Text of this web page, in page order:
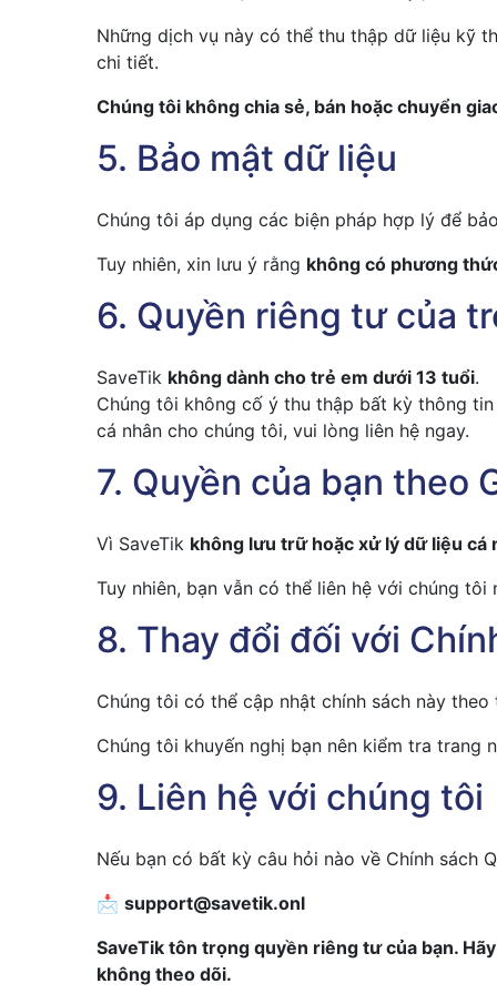
Những dịch vụ này có thể thu thập dữ liệu kỹ
chi tiết.
Chúng tôi không chia sẻ, bán hoặc chuyển
5. Bảo mật dữ liệu
Chúng tôi áp dụng các biện pháp hợp lý để
Tuy nhiên, xin lưu ý rằng không có phương
6. Quyền riêng tư của
SaveTik không dành cho trẻ em dưới 13 tuổi.
Chúng tôi không cố ý thu thập bất kỳ thông
cá nhân cho chúng tôi, vui lòng liên hệ ngay.
7. Quyền của bạn theo
Vì SaveTik không lưu trữ hoặc xử lý dữ liệu cá
Tuy nhiên, bạn vẫn có thể liên hệ với chúng
8. Thay đổi đối với
Chúng tôi có thể cập nhật chính sách này
Chúng tôi khuyến nghị bạn nên kiểm tra
9. Liên hệ với chúng tôi
Nếu bạn có bất kỳ câu hỏi nào về Chính sách
📩 support@savetik.onl
SaveTik tôn trọng quyền riêng tư của bạn.
không theo dõi.